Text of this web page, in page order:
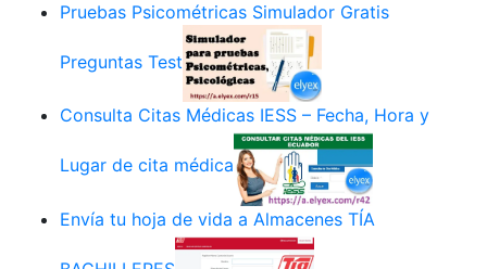
Pruebas Psicométricas Simulador Gratis
Preguntas Test
Consulta Citas Médicas IESS – Fecha, Hora y
Lugar de cita médica
Envía tu hoja de vida a Almacenes TÍA